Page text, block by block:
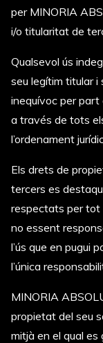
per MINORIA
i/o titularitat de
Qualsevol ús
seu legítim titular
inequívoc per part
a través de tots
l’ordenament
Els drets de
tercers es
respectats per tot
no essent
l’ús que en pugui
l’única
MINORIA
propietat del seu
mitjà en el qual